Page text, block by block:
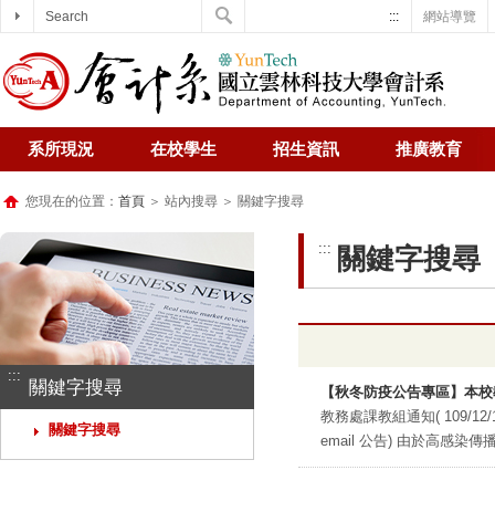
網站導覽
:::
系所現況 在校學生 招生資訊 推廣教育
您現在的位置： 首頁 ＞ 站內搜尋 ＞ 關鍵字搜尋
:::
關鍵字搜尋
關鍵字搜尋
::: 關鍵字搜尋
【秋冬防疫公告專區】本
教務處課教組通知( 109/
email 公告) 由於高感染傳
Search